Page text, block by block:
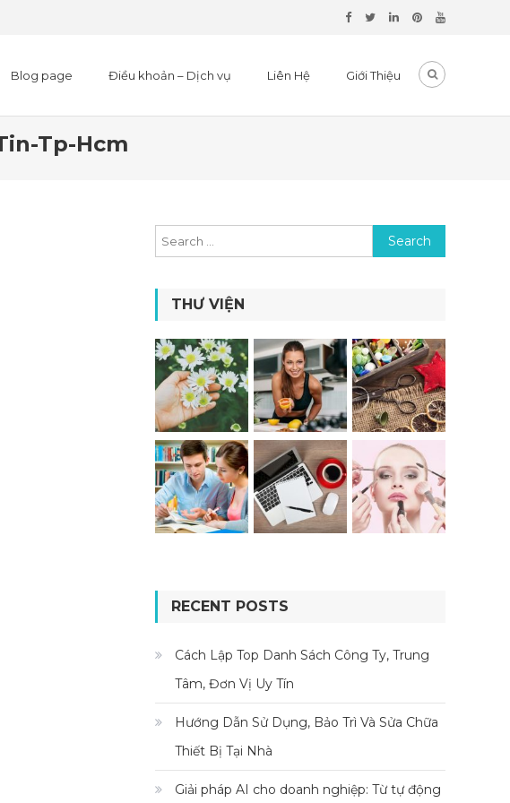
Blog page Điều khoản – Dịch vụ Liên Hệ Giới Thiệu
Tp-Hcm
Search for:
THƯ VIỆN
RECENT POSTS
Cách Lập Top Danh Sách Công Ty, Trung
Tâm, Đơn Vị Uy Tín
Hướng Dẫn Sử Dụng, Bảo Trì Và Sửa Chữa
Thiết Bị Tại Nhà
Giải pháp AI cho doanh nghiệp: Từ tự động